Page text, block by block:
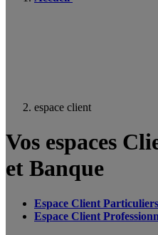
espace client
Vos espaces
et Banque
Espace Client Particuliers
Espace Client